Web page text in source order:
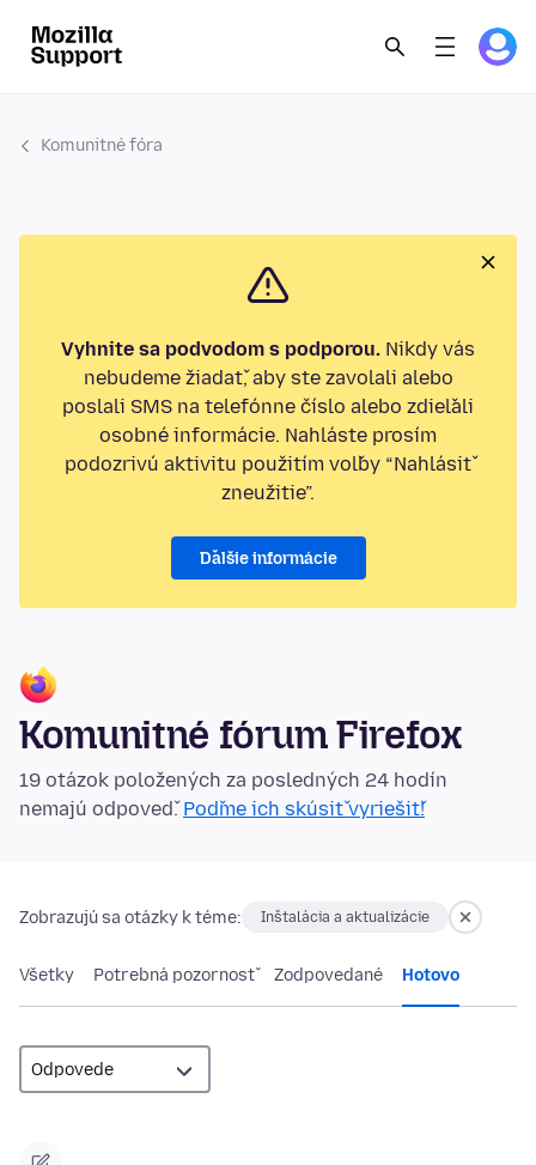
Komunitné fóra
Vyhnite sa podvodom s podporou. Nikdy vás
nebudeme žiadať, aby ste zavolali alebo
poslali SMS na telefónne číslo alebo zdieľali
osobné informácie. Nahláste prosím
podozrivú aktivitu použitím voľby “Nahlásiť
zneužitie”.
Ďalšie informácie
Komunitné fórum Firefox
19 otázok položených za posledných 24 hodín
nemajú odpoveď.Poďme ich skúsiť vyriešiť!
Zobrazujú sa otázky k téme: Inštalácia a aktualizácie
Všetky Potrebná pozornosť Zodpovedané Hotovo